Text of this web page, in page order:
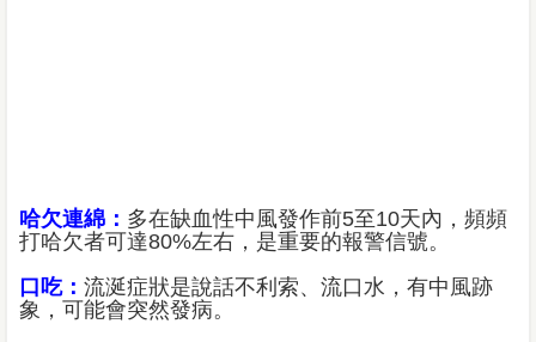
哈欠連綿： 多在缺血性中風發作前5至10天內，頻頻
打哈欠者可達80%左右，是重要的報警信號。
口吃： 流涎症狀是說話不利索、流口水，有中風跡
象，可能會突然發病。